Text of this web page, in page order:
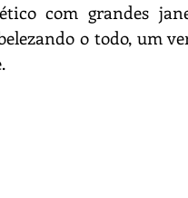
com grandes
o todo, um